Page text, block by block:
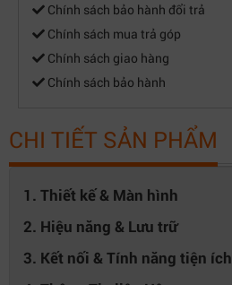
Chính sách bảo hành đổi trả
Chính sách mua trả góp
Chính sách giao hàng
Chính sách bảo hành
CHI TIẾT SẢN PHẨM
1. Thiết kế & Màn hình
2. Hiệu năng & Lưu trữ
3. Kết nối & Tính năng tiện ích